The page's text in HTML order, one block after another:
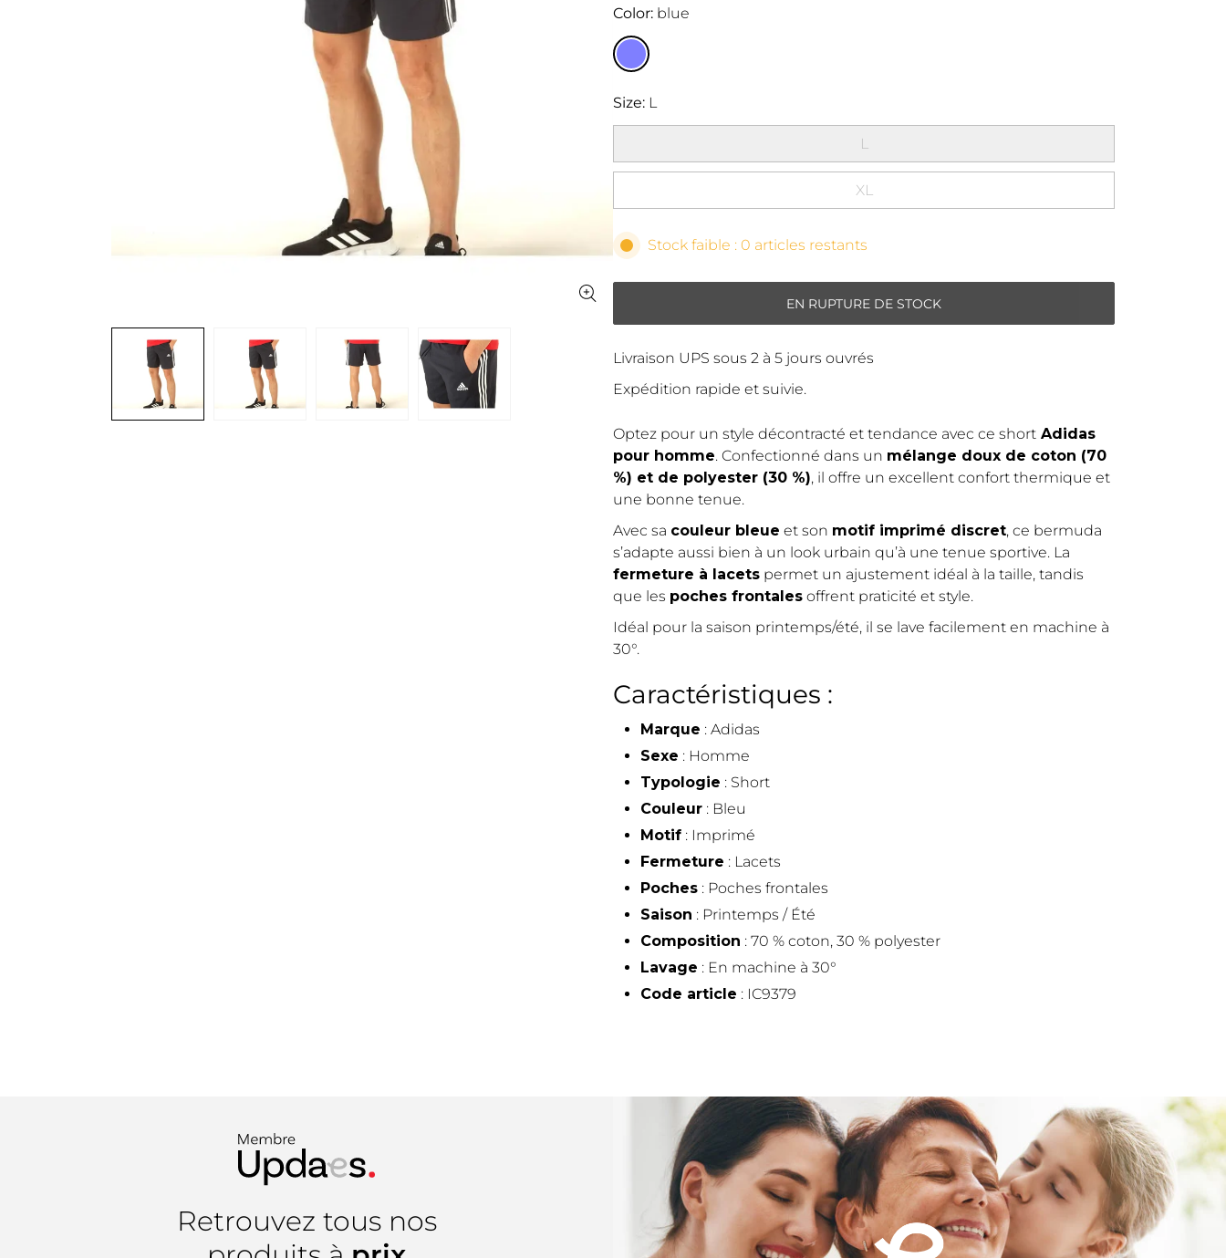
Color blue
Size L
L
XL
Stock faible : 0 articles restants
EN RUPTURE DE STOCK
Livraison UPS sous 2 à 5 jours ouvrés
Expédition rapide et suivie.
Optez pour un style décontracté et tendance avec ce short Adidas
pour homme. Confectionné dans un mélange doux de coton (70
%) et de polyester (30 %), il offre un excellent confort thermique et
une bonne tenue.
Avec sa couleur bleue et son motif imprimé discret, ce bermuda
s’adapte aussi bien à un look urbain qu’à une tenue sportive. La
fermeture à lacets permet un ajustement idéal à la taille, tandis
que les poches frontales offrent praticité et style.
Idéal pour la saison printemps/été, il se lave facilement en machine à
30°.
Caractéristiques :
Marque : Adidas
Sexe : Homme
Typologie : Short
Couleur : Bleu
Motif : Imprimé
Fermeture : Lacets
Poches : Poches frontales
Saison : Printemps / Été
Composition : 70 % coton, 30 % polyester
Lavage : En machine à 30°
Code article : IC9379
Retrouvez tous nos